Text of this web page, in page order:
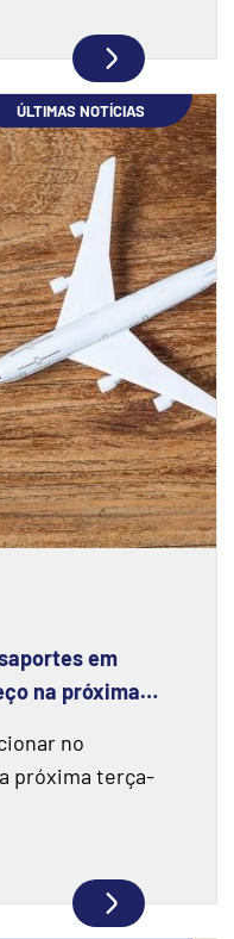
ÚLTIMAS NOTÍCIAS
em
na próxima
no
próxima terça-